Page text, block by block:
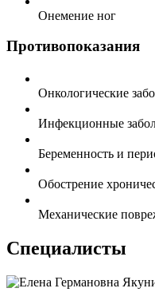
Онемение ног
Противопоказания
Онкологические
Инфекционные
Беременность и
Обострение
Механические
Специалисты